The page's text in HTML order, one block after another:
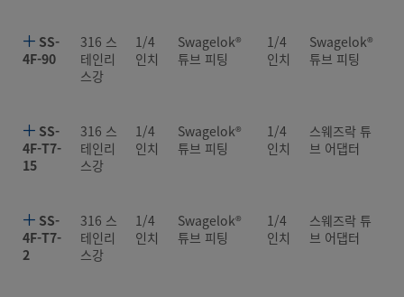
SS-
4F-90
316 스
테인리
스강
1/4
인치
Swagelok®
튜브 피팅
1/4
인치
Swagelok®
튜브 피팅
SS-
4F-T7-
15
316 스
테인리
스강
1/4
인치
Swagelok®
튜브 피팅
1/4
인치
스웨즈락 튜
브 어댑터
SS-
4F-T7-
2
316 스
테인리
스강
1/4
인치
Swagelok®
튜브 피팅
1/4
인치
스웨즈락 튜
브 어댑터